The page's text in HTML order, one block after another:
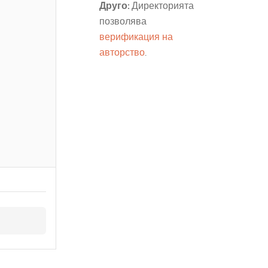
Друго: Директорията
позволява
верификация на
авторство.